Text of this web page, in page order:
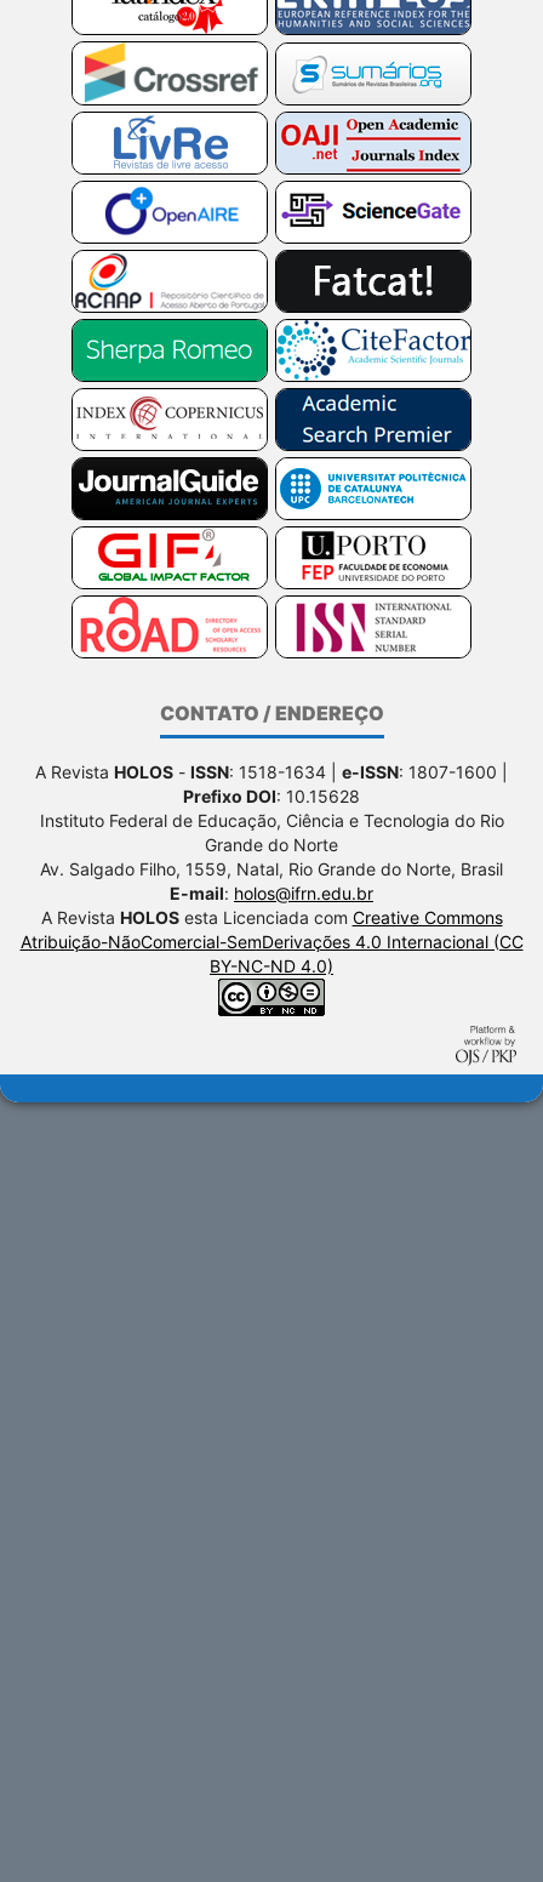
CONTATO / ENDEREÇO
A Revista HOLOS - ISSN: 1518-1634 | e-ISSN: 1807-1600 |
Prefixo DOI: 10.15628
Instituto Federal de Educação, Ciência e Tecnologia do Rio
Grande do Norte
Av. Salgado Filho, 1559, Natal, Rio Grande do Norte, Brasil
E-mail: holos@ifrn.edu.br
A Revista HOLOSesta Licenciada com Creative Commons
Atribuição-NãoComercial-SemDerivações 4.0 Internacional (CC
BY-NC-ND 4.0)